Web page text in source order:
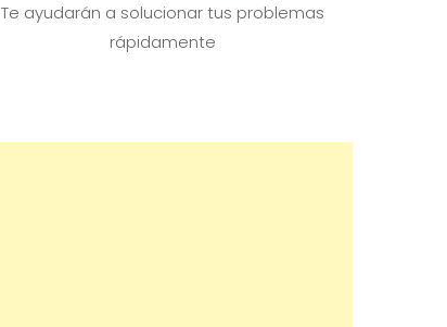
Te ayudarán a solucionar tus problemas
rápidamente